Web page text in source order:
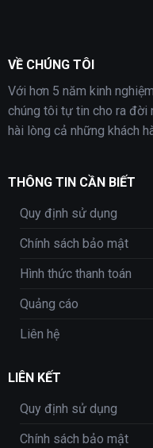
VỀ CHÚNG TÔI
Với hơn 5 năm kinh
chúng tôi tự tin cho ra đời
hài lòng cả những khách
THÔNG TIN CẦN BIẾT
Quy định sử dụng
Chính sách bảo mật
Hình thức thanh toán
Quảng cáo
Liên hệ
LIÊN KẾT
Quy định sử dụng
Chính sách bảo mật